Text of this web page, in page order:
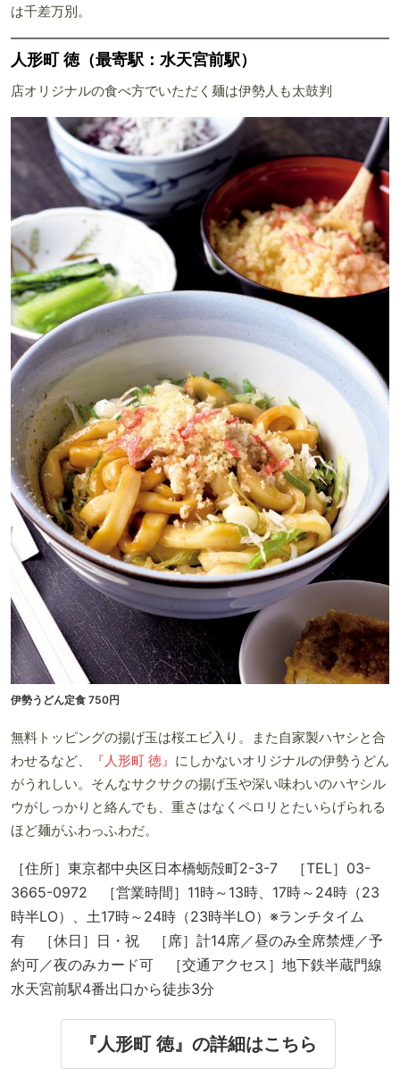
は千差万別。
人形町 徳（最寄駅：水天宮前駅）
店オリジナルの食べ方でいただく麺は伊勢人も太鼓判
伊勢うどん定食 750円
無料トッピングの揚げ玉は桜エビ入り。また自家製ハヤシと合
わせるなど、
『人形町 徳』 にしかないオリジナルの伊勢うどん
がうれしい。そんなサクサクの揚げ玉や深い味わいのハヤシル
ウがしっかりと絡んでも、重さはなくペロリとたいらげられる
ほど麺がふわっふわだ。
［住所］東京都中央区日本橋蛎殻町2-3-7 ［TEL］03-
3665-0972 ［営業時間］11時～13時、17時～24時（23
時半LO）、土17時～24時（23時半LO）※ランチタイム
有 ［休日］日・祝 ［席］計14席／昼のみ全席禁煙／予
約可／夜のみカード可 ［交通アクセス］地下鉄半蔵門線
水天宮前駅4番出口から徒歩3分
『人形町 徳』の詳細はこちら